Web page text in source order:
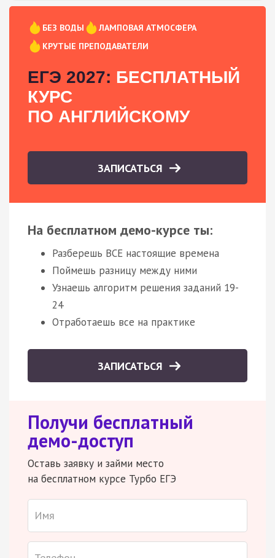
БЕЗ ВОДЫ
ЛАМПОВАЯ АТМОСФЕРА
КРУТЫЕ ПРЕПОДАВАТЕЛИ
ЕГЭ 2027: БЕСПЛАТНЫЙ
КУРС
ПО АНГЛИЙСКОМУ
ЗАПИСАТЬСЯ
На бесплатном демо-курсе ты:
Разберешь ВСЕ настоящие времена
Поймешь разницу между ними
Узнаешь алгоритм решения заданий 19-
24
Отработаешь все на практике
ЗАПИСАТЬСЯ
Получи бесплатный
демо-доступ
Оставь заявку и займи место
на бесплатном курсе Турбо ЕГЭ